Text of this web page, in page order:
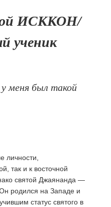
ИСККОН/
ученик
меня был такой
личности,
так и к восточной
святой Джаянанда —
родился на Западе и
статус святого в